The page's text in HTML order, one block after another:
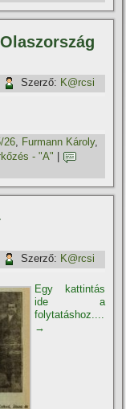
Szerző: K@rcsi
26, Furmann Károly,
- "A"
Szerző: K@rcsi
Egy kattintás
ide a
folytatáshoz....
→